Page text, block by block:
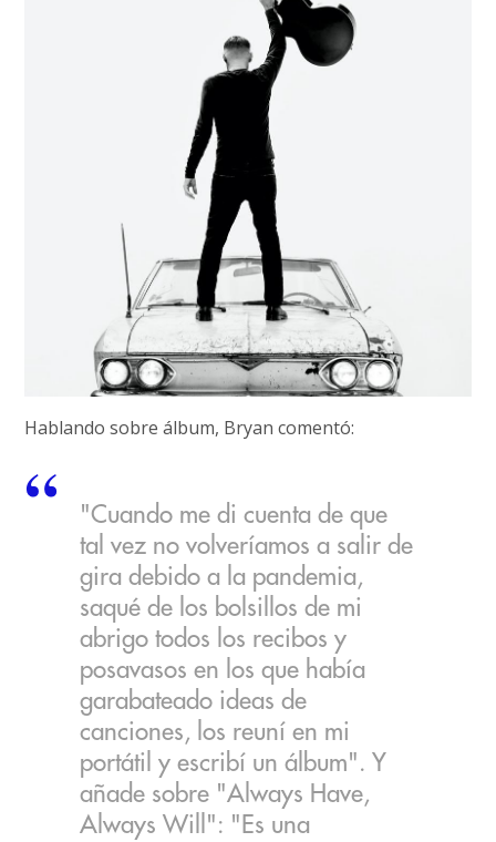
Hablando sobre álbum, Bryan comentó:
"Cuando me di cuenta de que
tal vez no volveríamos a salir de
gira debido a la pandemia,
saqué de los bolsillos de mi
abrigo todos los recibos y
posavasos en los que había
garabateado ideas de
canciones, los reuní en mi
portátil y escribí un álbum". Y
añade sobre "Always Have,
Always Will": "Es una